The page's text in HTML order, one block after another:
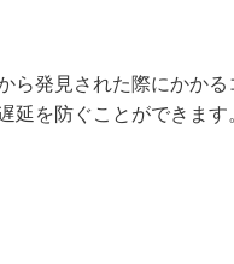
ら発見された際にかか
を防ぐことができます